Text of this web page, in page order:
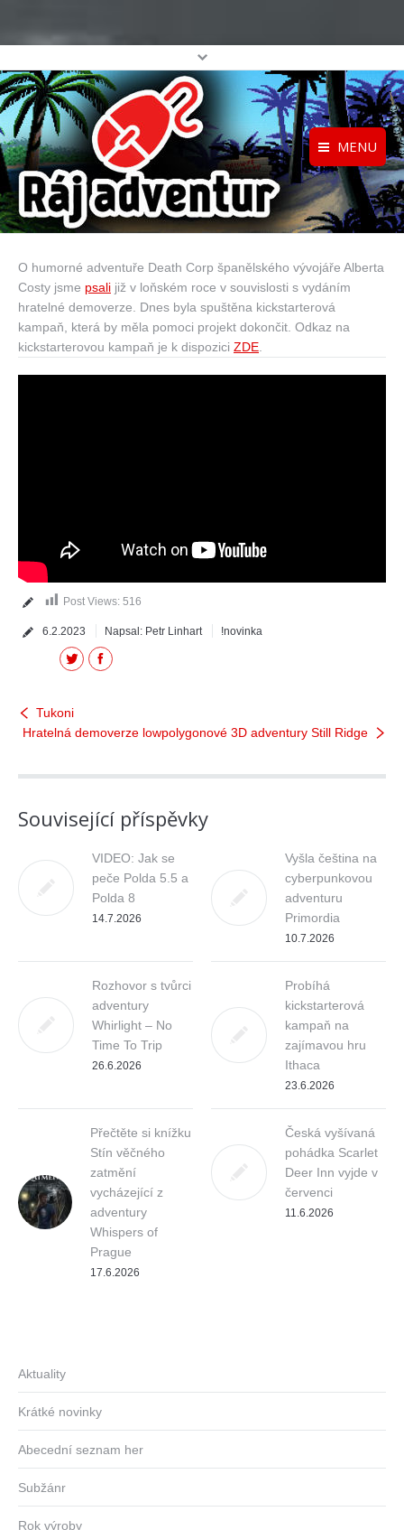
MENU
Registrace
Profil
Home
Katalog her
O humorné adventuře Death Corp španělského vývojáře Alberta
Costy jsme psali již v loňském roce v souvislosti s vydáním
hratelné demoverze. Dnes byla spuštěna kickstarterová
kampaň, která by měla pomoci projekt dokončit. Odkaz na
kickstarterovou kampaň je k dispozici ZDE
Post Views: 516
6.2.2023 Napsal: Petr Linhart !novinka
Facebook
Twitter
Tukoni
Hratelná demoverze lowpolygonové 3D adventury Still Ridge
Související příspěvky
VIDEO: Jak se
peče Polda 5.5 a
Polda 8
14.7.2026
Vyšla čeština na
cyberpunkovou
adventuru
Primordia
10.7.2026
Rozhovor s tvůrci
adventury
Whirlight – No
Time To Trip
26.6.2026
Probíhá
kickstarterová
kampaň na
zajímavou hru
Ithaca
23.6.2026
Přečtěte si knížku
Stín věčného
zatmění
vycházející z
adventury
Whispers of
Prague
17.6.2026
Česká vyšívaná
pohádka Scarlet
Deer Inn vyjde v
červenci
11.6.2026
Aktuality
Krátké novinky
Abecední seznam her
Subžánr
Rok výroby